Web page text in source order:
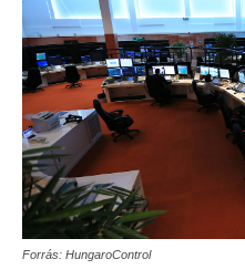
Forrás: HungaroControl